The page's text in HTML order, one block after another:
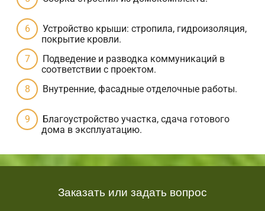
Устройство крыши: стропила, гидроизоляция,
покрытие кровли.
Подведение и разводка коммуникаций в
соответствии с проектом.
Внутренние, фасадные отделочные работы.
Благоустройство участка, сдача готового
дома в эксплуатацию.
Заказать или задать вопрос